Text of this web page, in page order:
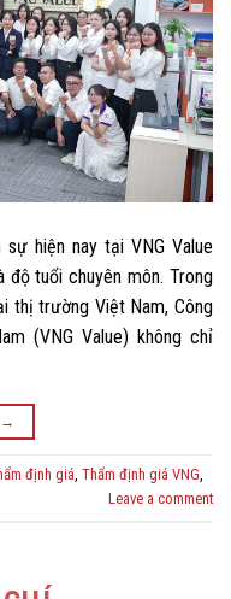
hiện nay tại VNG Value
tuổi chuyên môn. Trong
thị trường Việt Nam, Công
(VNG Value) không chỉ
→
định giá Thẩm định giá VNG
Leave a comment